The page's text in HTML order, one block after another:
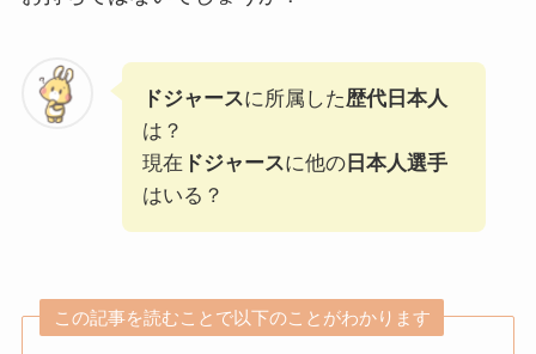
ドジャースに所属した歴代日本人
は？
現在 ドジャースに他の日本人選手
はいる？
この記事を読むことで以下のことがわかります